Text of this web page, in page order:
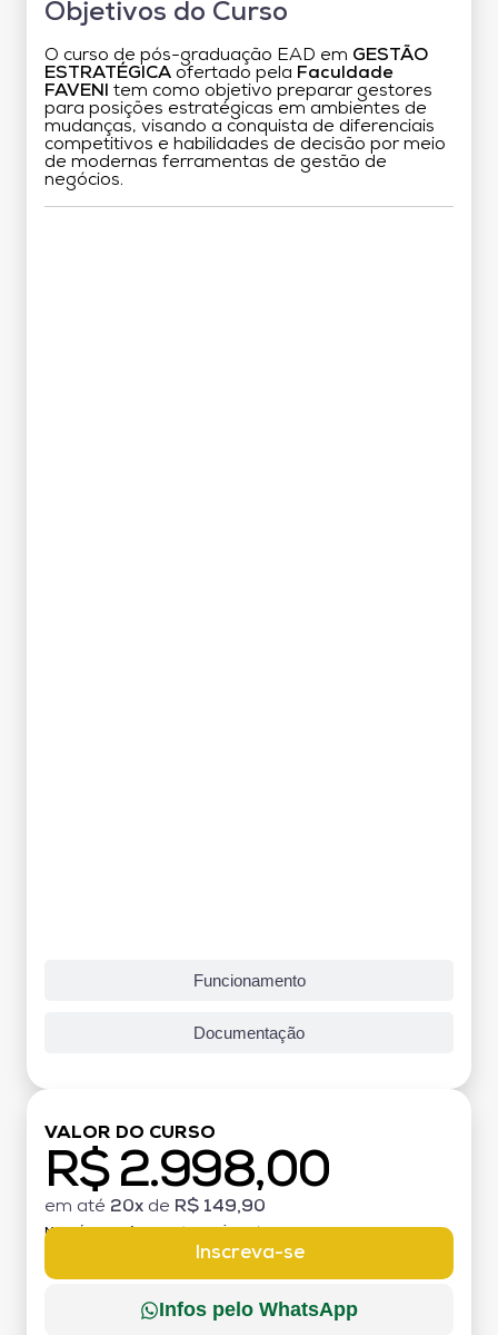
Objetivos do Curso
O curso de pós-graduação EAD em GESTÃO
ESTRATÉGICA ofertado pela Faculdade
FAVENI
tem como objetivo preparar gestores
para posições estratégicas em ambientes de
mudanças, visando a conquista de diferenciais
competitivos e habilidades de decisão por meio
de modernas ferramentas de gestão de
negócios.
Funcionamento
Documentação
VALOR DO CURSO
R$ 2.998,00
em até 20x de R$ 149,90
MATRÍCULA:
Inscreva-se
Infos pelo WhatsApp